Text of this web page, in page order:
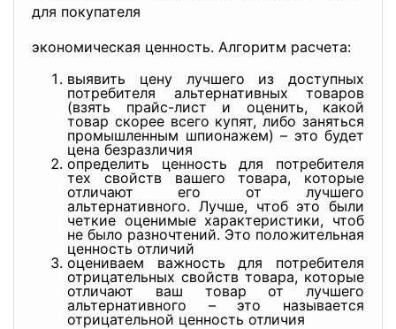
для покупателя
экономическая ценность. Алгоритм расчета:
выявить цену лучшего из доступных
потребителя альтернативных товаров
(взять прайс-лист и оценить, какой
товар скорее всего купят, либо заняться
промышленным шпионажем) – это будет
цена безразличия
определить ценность для потребителя
тех свойств вашего товара, которые
отличают его от лучшего
альтернативного. Лучше, чтоб это были
четкие оценимые характеристики, чтоб
не было разночтений. Это положительная
ценность отличий
оцениваем важность для потребителя
отрицательных свойств товара, которые
отличают ваш товар от лучшего
альтернативного – это называется
отрицательной ценность отличия